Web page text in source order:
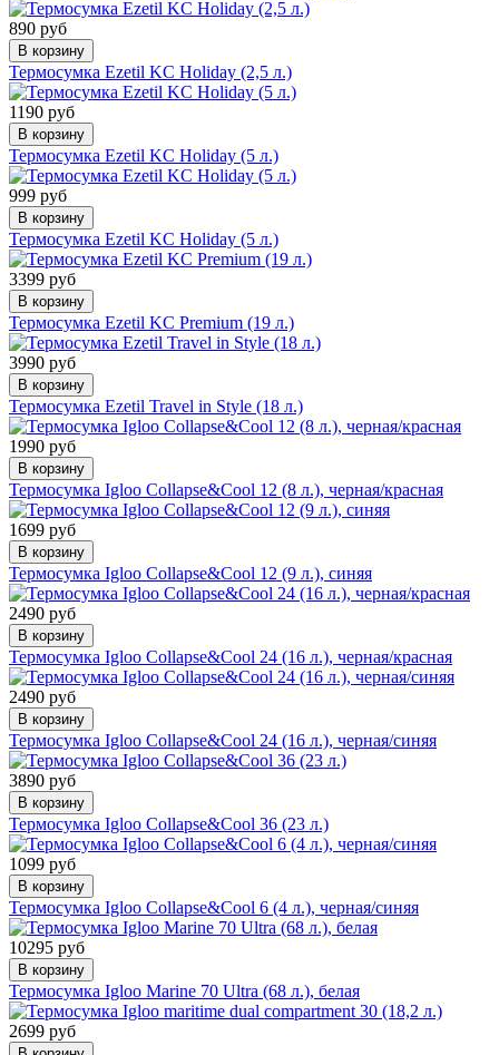
890 руб
В корзину
Термосумка Ezetil KC Holiday (2,5 л.)
1190 руб
В корзину
Термосумка Ezetil KC Holiday (5 л.)
999 руб
В корзину
Термосумка Ezetil KC Holiday (5 л.)
3399 руб
В корзину
Термосумка Ezetil KC Premium (19 л.)
3990 руб
В корзину
Термосумка Ezetil Travel in Style (18 л.)
1990 руб
В корзину
Термосумка Igloo Collapse&Cool 12 (8 л.), черная/красная
1699 руб
В корзину
Термосумка Igloo Collapse&Cool 12 (9 л.), синяя
2490 руб
В корзину
Термосумка Igloo Collapse&Cool 24 (16 л.), черная/красная
2490 руб
В корзину
Термосумка Igloo Collapse&Cool 24 (16 л.), черная/синяя
3890 руб
В корзину
Термосумка Igloo Collapse&Cool 36 (23 л.)
1099 руб
В корзину
Термосумка Igloo Collapse&Cool 6 (4 л.), черная/синяя
10295 руб
В корзину
Термосумка Igloo Marine 70 Ultra (68 л.), белая
2699 руб